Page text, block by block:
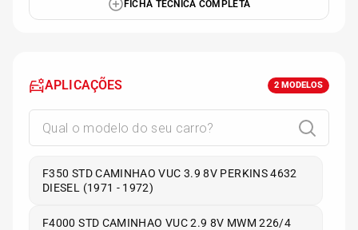
FICHA TÉCNICA COMPLETA
APLICAÇÕES 2 MODELOS
F350 STD CAMINHAO VUC 3.9 8V PERKINS 4632
DIESEL (1971 - 1972)
F4000 STD CAMINHAO VUC 2.9 8V MWM 226/4